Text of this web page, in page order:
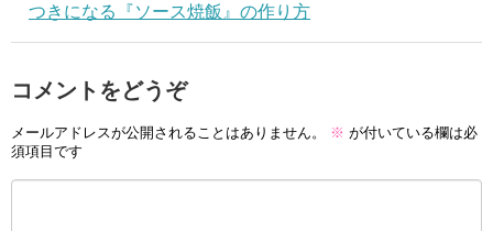
つきになる『ソース焼飯』の作り方
コメントをどうぞ
メールアドレスが公開されることはありません。 ※ が付いている欄は必
須項目です